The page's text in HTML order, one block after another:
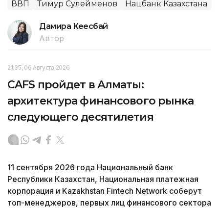
ВВП Тимур Сулейменов Нацбанк Казахстана
Дамира Кеңесбай
Автор
21:35, 06 Августа 2026
CAFS пройдет в Алматы:
архитектура финансового рынка
следующего десятилетия
11 сентября 2026 года Национальный банк
Республики Казахстан, Национальная платежная
корпорация и Kazakhstan Fintech Network соберут
топ-менеджеров, первых лиц финансового сектора